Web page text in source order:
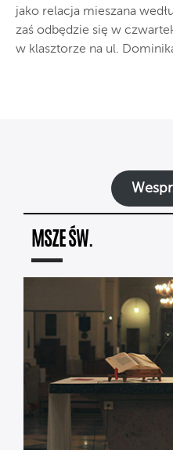
jako relacja mieszana
zaś odbędzie się w
w klasztorze na ul.
MSZE ŚW.